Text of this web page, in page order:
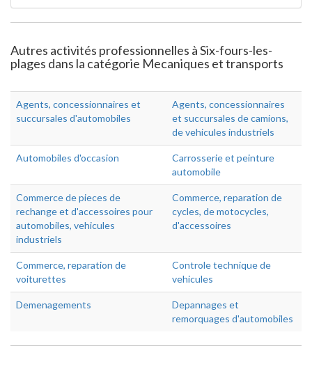
Autres activités professionnelles à Six-fours-les-
plages dans la catégorie Mecaniques et transports
Agents, concessionnaires et
succursales d'automobiles
Agents, concessionnaires
et succursales de camions,
de vehicules industriels
Automobiles d'occasion
Carrosserie et peinture
automobile
Commerce de pieces de
rechange et d'accessoires pour
automobiles, vehicules
industriels
Commerce, reparation de
cycles, de motocycles,
d'accessoires
Commerce, reparation de
voiturettes
Controle technique de
vehicules
Demenagements
Depannages et
remorquages d'automobiles